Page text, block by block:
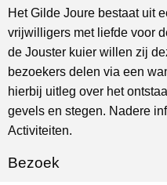
Het Gilde Joure bestaat uit
vrijwilligers met liefde voor
de Jouster kuier willen zij
bezoekers delen via een
hierbij uitleg over het
gevels en stegen. Nadere
Activiteiten.
Bezoek